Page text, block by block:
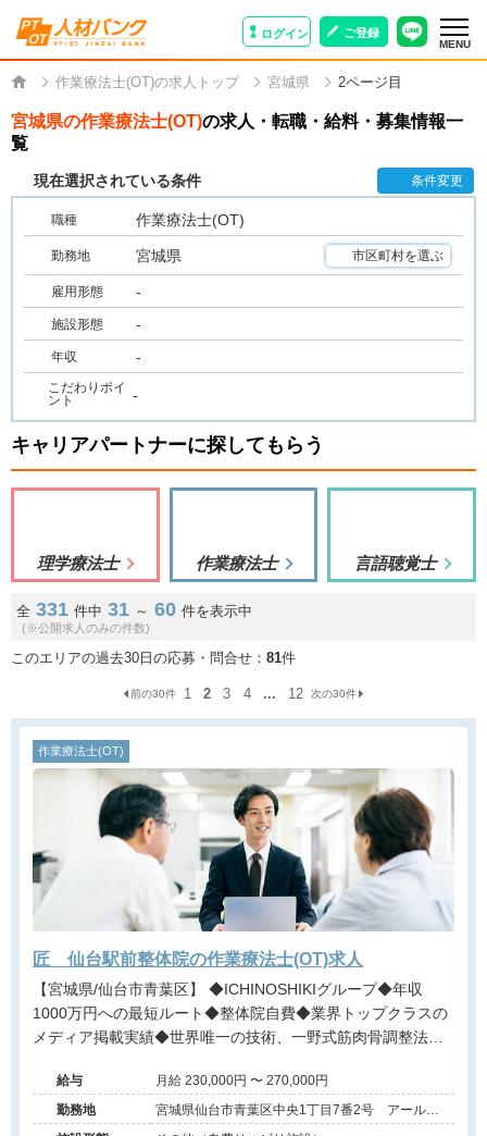
ログイン ご登録
MENU
作業療法士(OT)の求人トップ 宮城県 2ページ目
宮城県の作業療法士(OT)の求人・転職・給料・募集情報一
覧
現在選択されている条件 条件変更
職種 作業療法士(OT)
勤務地 宮城県 市区町村を選ぶ
雇用形態 -
施設形態 -
年収 -
こだわりポイ
ント
-
キャリアパートナーに探してもらう
理学療法士 作業療法士 言語聴覚士
全 331 件中 31 ～ 60 件を表示中
(※公開求人のみの件数)
このエリアの過去30日の応募・問合せ： 81件
前の30件 1 2 3 4 ... 12 次の30件
作業療法士(OT)
匠 仙台駅前整体院の作業療法士(OT)求人
【宮城県/仙台市青葉区】 ◆ICHINOSHIKIグループ◆年収
1000万円への最短ルート◆整体院自費◆業界トップクラスの
メディア掲載実績◆世界唯一の技術、一野式筋肉骨調整法◆
センティブ制度あり◆独立開業支援あり◆海外展開も視野に
入れた成長企業でプロフェッショナルを目指せる環境です。
給与
月給 230,000円 〜 270,000円
勤務地
宮城県仙台市青葉区中央1丁目7番2号 アールア
イ名掛丁2号館 3階303号室